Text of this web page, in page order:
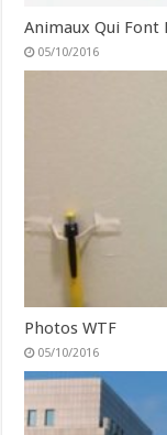
Animaux Qui Font
05/10/2016
Photos WTF
05/10/2016